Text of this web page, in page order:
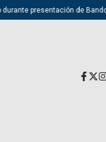
presentación de Bando